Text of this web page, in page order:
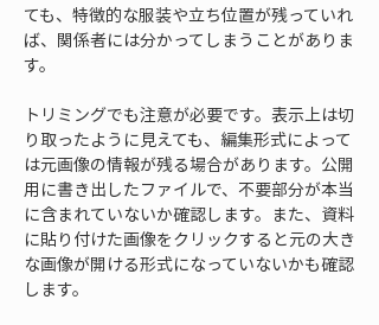
ても、特徴的な服装や立ち位置が残っていれ
ば、関係者には分かってしまうことがありま
す。
トリミングでも注意が必要です。表示上は切
り取ったように見えても、編集形式によって
は元画像の情報が残る場合があります。公開
用に書き出したファイルで、不要部分が本当
に含まれていないか確認します。また、資料
に貼り付けた画像をクリックすると元の大き
な画像が開ける形式になっていないかも確認
します。